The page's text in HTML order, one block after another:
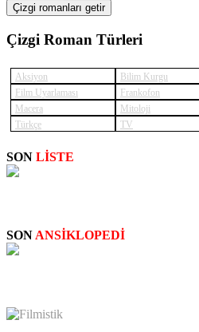
Çizgi romanları getir
Çizgi Roman Türleri
Aksiyon Bilim Kurgu
Film Uyarlaması
Frankofon
Macera
Mitoloji
Türkçe
TV
SON LİSTE
SON ANSİKLOPEDİ